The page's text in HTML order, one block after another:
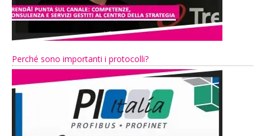
Perché sono importanti i protocolli?